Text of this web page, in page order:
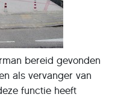
bereid gevonden
als vervanger van
functie heeft